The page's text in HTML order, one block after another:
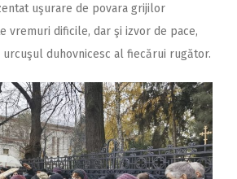
uşurare de povara grijilor
vremuri dificile, dar şi izvor de pace,
duhovnicesc al fiecărui rugător.